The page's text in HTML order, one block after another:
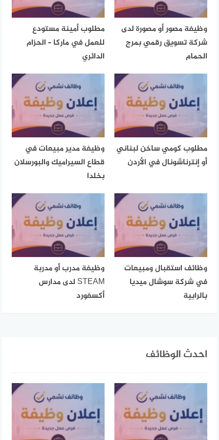
وظيفة مصور أو مصورة لدى
شركة تسويق رقمي بمرج
الحمام
مطلوب أمينة مستودع
للعمل في ماركا – الحزام
الدائري
مطلوب كومي ساخن لبناني
أو إنترناشونال في الأردن
وظيفة مدير مبيعات في
قطاع السيراميك والبورسلان
بخلدا
وظائف استقبال ومبيعات
في شركة سوشال ميديا
بالرابية
وظيفة مدرب أو مدربة
STEAM لدى مدارس
أكسفورد
احدث الوظائف